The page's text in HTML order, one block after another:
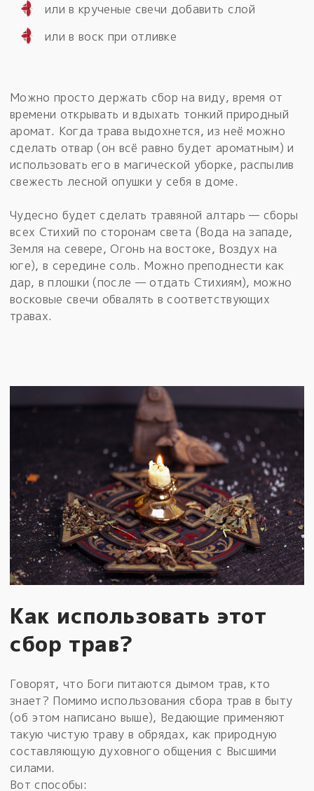
или в крученые свечи добавить слой
или в воск при отливке
Можно просто держать сбор на виду, время от
времени открывать и вдыхать тонкий природный
аромат. Когда трава выдохнется, из неё можно
сделать отвар (он всё равно будет ароматным) и
использовать его в магической уборке, распылив
свежесть лесной опушки у себя в доме.
Чудесно будет сделать травяной алтарь — сборы
всех Стихий по сторонам света (Вода на западе,
Земля на севере, Огонь на востоке, Воздух на
юге), в середине соль. Можно преподнести как
дар, в плошки (после — отдать Стихиям), можно
восковые свечи обвалять в соответствующих
травах.
Как использовать этот
сбор трав?
Говорят, что Боги питаются дымом трав, кто
знает? Помимо использования сбора трав в быту
(об этом написано выше), Ведающие применяют
такую чистую траву в обрядах, как природную
составляющую духовного общения с Высшими
силами.
Вот способы: